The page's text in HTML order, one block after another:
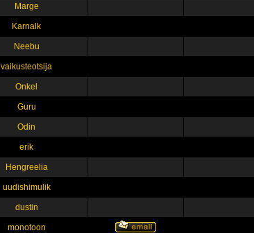
Marge
Karnalk
Neebu
vaikusteotsija
Onkel
Guru
Odin
erik
Hengreelia
uudishimulik
dustin
monotoon